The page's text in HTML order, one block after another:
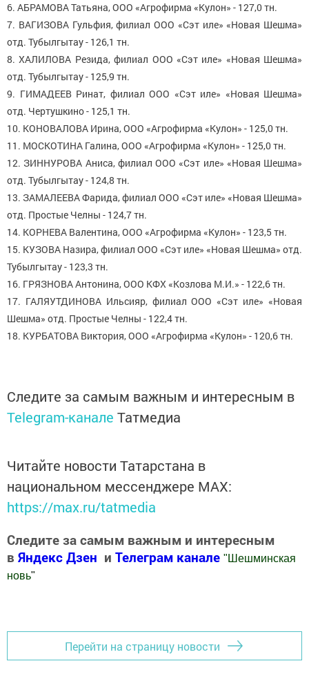
6. АБРАМОВА Татьяна, ООО «Агрофирма «Кулон» - 127,0 тн.
7. ВАГИЗОВА Гульфия, филиал ООО «Сэт иле» «Новая Шешма»
отд. Тубылгытау - 126,1 тн.
8. ХАЛИЛОВА Резида, филиал ООО «Сэт иле» «Новая Шешма»
отд. Тубылгытау - 125,9 тн.
9. ГИМАДЕЕВ Ринат, филиал ООО «Сэт иле» «Новая Шешма»
отд. Чертушкино - 125,1 тн.
10. КОНОВАЛОВА Ирина, ООО «Агрофирма «Кулон» - 125,0 тн.
11. МОСКОТИНА Галина, ООО «Агрофирма «Кулон» - 125,0 тн.
12. ЗИННУРОВА Аниса, филиал ООО «Сэт иле» «Новая Шешма»
отд. Тубылгытау - 124,8 тн.
13. ЗАМАЛЕЕВА Фарида, филиал ООО «Сэт иле» «Новая Шешма»
отд. Простые Челны - 124,7 тн.
14. КОРНЕВА Валентина, ООО «Агрофирма «Кулон» - 123,5 тн.
15. КУЗОВА Назира, филиал ООО «Сэт иле» «Новая Шешма» отд.
Тубылгытау - 123,3 тн.
16. ГРЯЗНОВА Антонина, ООО КФХ «Козлова М.И.» - 122,6 тн.
17. ГАЛЯУТДИНОВА Ильсияр, филиал ООО «Сэт иле» «Новая
Шешма» отд. Простые Челны - 122,4 тн.
18. КУРБАТОВА Виктория, ООО «Агрофирма «Кулон» - 120,6 тн.
Следите за самым важным и интересным в
Telegram-канале Татмедиа
Читайте новости Татарстана в
национальном мессенджере MАХ:
https://max.ru/tatmedia
Следите за самым важным и интересным
в Яндекс Дзен и Телеграм канале "Шешминская
новь"
Перейти на страницу новости